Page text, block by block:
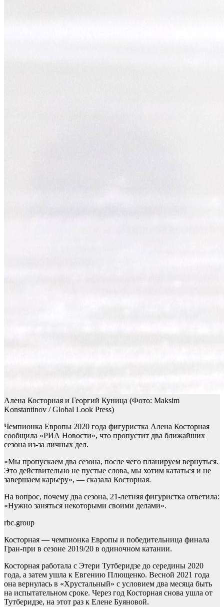
Алена Косторная и Георгий Куница (Фото: Maksim
Konstantinov / Global Look Press)
Чемпионка Европы 2020 года фигуристка Алена Косторная
сообщила «РИА Новости», что пропустит два ближайших
сезона из-за личных дел.
«Мы пропускаем два сезона, после чего планируем вернуться.
Это действительно не пустые слова, мы хотим кататься и не
завершаем карьеру», — сказала Косторная.
На вопрос, почему два сезона, 21-летняя фигуристка ответила:
«Нужно заняться некоторыми своими делами».
rbc.group
Косторная — чемпионка Европы и победительница финала
Гран-при в сезоне 2019/20 в одиночном катании.
Косторная работала с Этери Тутберидзе до середины 2020
года, а затем ушла к Евгению Плющенко. Весной 2021 года
она вернулась в «Хрустальный» с условием два месяца быть
на испытательном сроке. Через год Косторная снова ушла от
Тутберидзе, на этот раз к Елене Буяновой.